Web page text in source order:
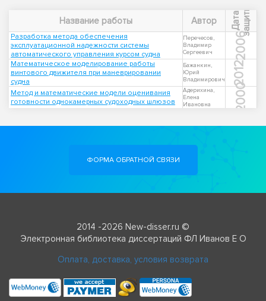
Название работы Автор Д
а
т
а
з
а
щ
и
т ы
Разработка метода обеспечения
эксплуатационной надежности системы
автоматического управления курсом судна
Перечесов,
Владимир
Сергеевич
2006
Математическое моделирование работы
винтового движителя при маневрировании
судна
Бажанкин,
Юрий
Владимирович
2012
Метод и математические модели оценивания
готовности однокамерных судоходных шлюзов
Адерихина,
Елена
Ивановна
2000
ФОРМА ОБРАТНОЙ СВЯЗИ
2014 -2026 New-disser.ru ©
Электронная библиотека диссертаций ФЛ Иванов Е О
Оплата, доставка, условия возврата